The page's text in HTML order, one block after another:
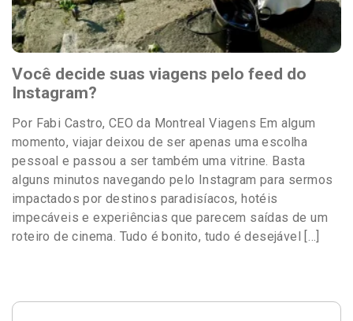
Você decide suas viagens pelo feed do
Instagram?
Por Fabi Castro, CEO da Montreal Viagens Em algum
momento, viajar deixou de ser apenas uma escolha
pessoal e passou a ser também uma vitrine. Basta
alguns minutos navegando pelo Instagram para sermos
impactados por destinos paradisíacos, hotéis
impecáveis e experiências que parecem saídas de um
roteiro de cinema. Tudo é bonito, tudo é desejável […]